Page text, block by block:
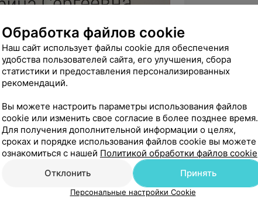
Обработка файлов cookie
Наш сайт использует файлы cookie для обеспечения
удобства пользователей сайта, его улучшения, сбора
статистики и предоставления персонализированных
рекомендаций.
Вы можете настроить параметры использования файлов
cookie или изменить свое согласие в более позднее время.
Для получения дополнительной информации о целях,
сроках и порядке использования файлов cookie вы можете
ознакомиться с нашей Политикой обработки файлов cookie
Отклонить
Принять
Персональные настройки Cookie